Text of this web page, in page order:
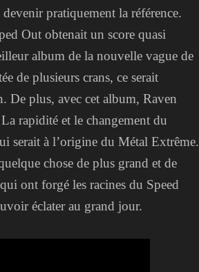
pratiquement la référence.
Out obtenait un score quasi
album de la nouvelle vague de
de plusieurs crans, ce serait
De plus, avec cet album, Raven
rapidité et le changement du
serait à l’origine du Métal Extrême.
chose de plus grand et de
ont forgé les racines du Speed
éclater au grand jour.